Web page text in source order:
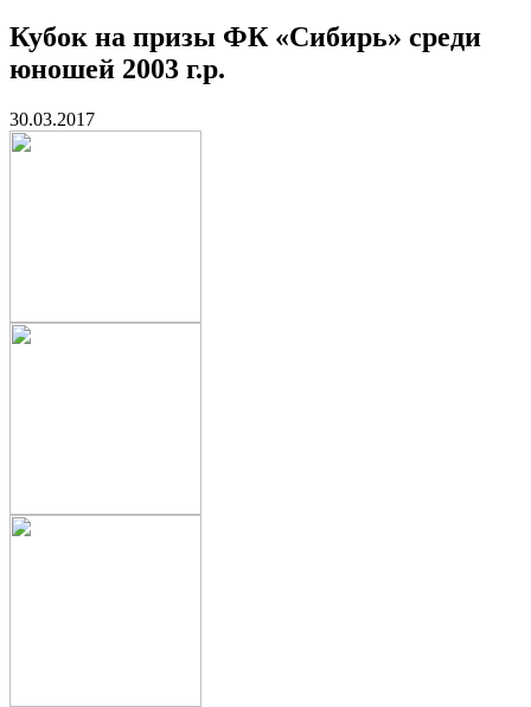
Кубок на призы ФК «Сибирь» среди
юношей 2003 г.р.
30.03.2017